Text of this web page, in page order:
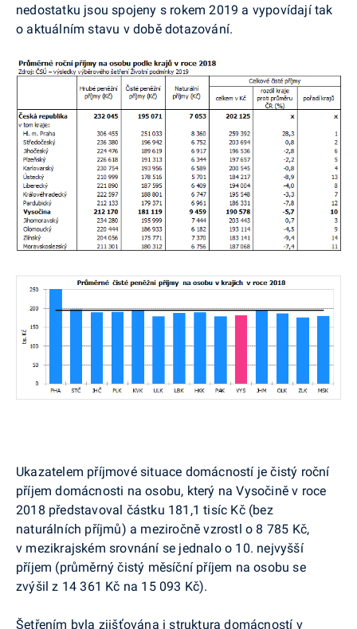
nedostatku jsou spojeny s rokem 2019 a vypovídají tak
o aktuálním stavu v době dotazování.
Ukazatelem příjmové situace domácností je čistý roční
příjem domácnosti na osobu, který na Vysočině v roce
2018 představoval částku 181,1 tisíc Kč (bez
naturálních příjmů) a meziročně vzrostl o 8 785 Kč,
v mezikrajském srovnání se jednalo o 10. nejvyšší
příjem (průměrný čistý měsíční příjem na osobu se
zvýšil z 14 361 Kč na 15 093 Kč).
Šetřením byla zjišťována i struktura domácností v